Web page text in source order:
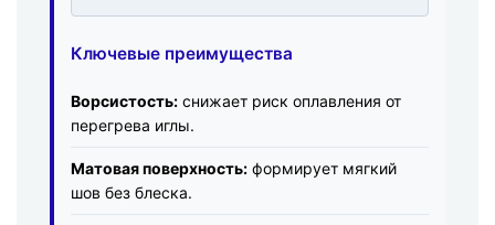
Ключевые преимущества
Ворсистость: снижает риск оплавления от
перегрева иглы.
Матовая поверхность: формирует мягкий
шов без блеска.